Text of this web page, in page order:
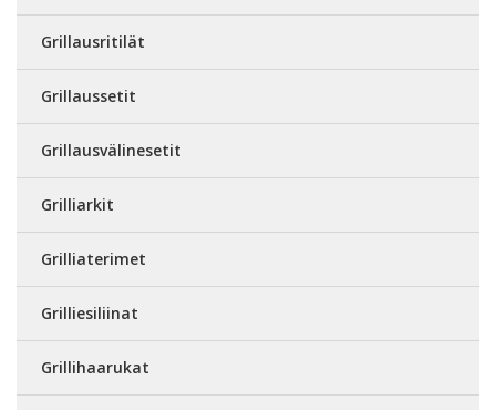
Grillausritilät
Grillaussetit
Grillausvälinesetit
Grilliarkit
Grilliaterimet
Grilliesiliinat
Grillihaarukat